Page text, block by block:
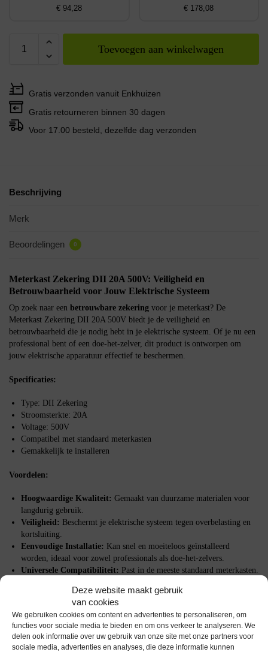
Deze website maakt gebruik
van cookies
We gebruiken cookies om content en advertenties te personaliseren, om
functies voor sociale media te bieden en om ons verkeer te analyseren. We
delen ook informatie over uw gebruik van onze site met onze partners voor
sociale media, advertenties en analyses, die deze informatie kunnen
€ 94,28 € 178,08
Toevoegen aan winkelwagen
Gratis verzonden vanuit Enkhuizen
Gratis retourneren binnen 30 dagen
Voor 17.00 besteld, dezelfde dag verzonden
Beschrijving
Merk
Beoordelingen 0
Meterkast Zekering DII 20A 500V: Veiligheid en
Betrouwbaarheid voor Jouw Elektrische Systeem
Op zoek naar een betrouwbare zekering voor je meterkast? De
Meterkast Zekering DII 20A 500V biedt je de veiligheid en
betrouwbaarheid die je nodig hebt in je elektrische systeem. Of je nu een
professional bent of een doe-het-zelver, dit product is ontworpen om
jouw elektrische apparatuur effectief te beschermen.
Specificaties:
Type: DII Zekering
Stroomsterkte: 20A
Voltage: 500V
Compatibel met standaard meterkasten
Gemakkelijk te installeren
Voordelen:
Hoogwaardige Kwaliteit: Gemaakt van duurzame materialen voor
langdurig gebruik.
Veiligheid: Beschermt je elektrische systeem tegen overbelasting en
kortsluiting.
Eenvoudige Installatie: Kan snel en moeiteloos geïnstalleerd
worden, ideaal voor zowel professionals als doe-het-zelvers.
Universele Compatibiliteit: Past in de meeste standaard meterkasten.
Waarom kiezen voor de Meterkast Zekering DII 20A 500V?
Deze zekering is essentieel voor iedereen die deveiligheidvan zijn
elektrische systeem serieus neemt. Het voorkomt schade aan apparatuur
en zorgt voor een ononderbroken stroomtoevoer in jouw huis of bedrijf.